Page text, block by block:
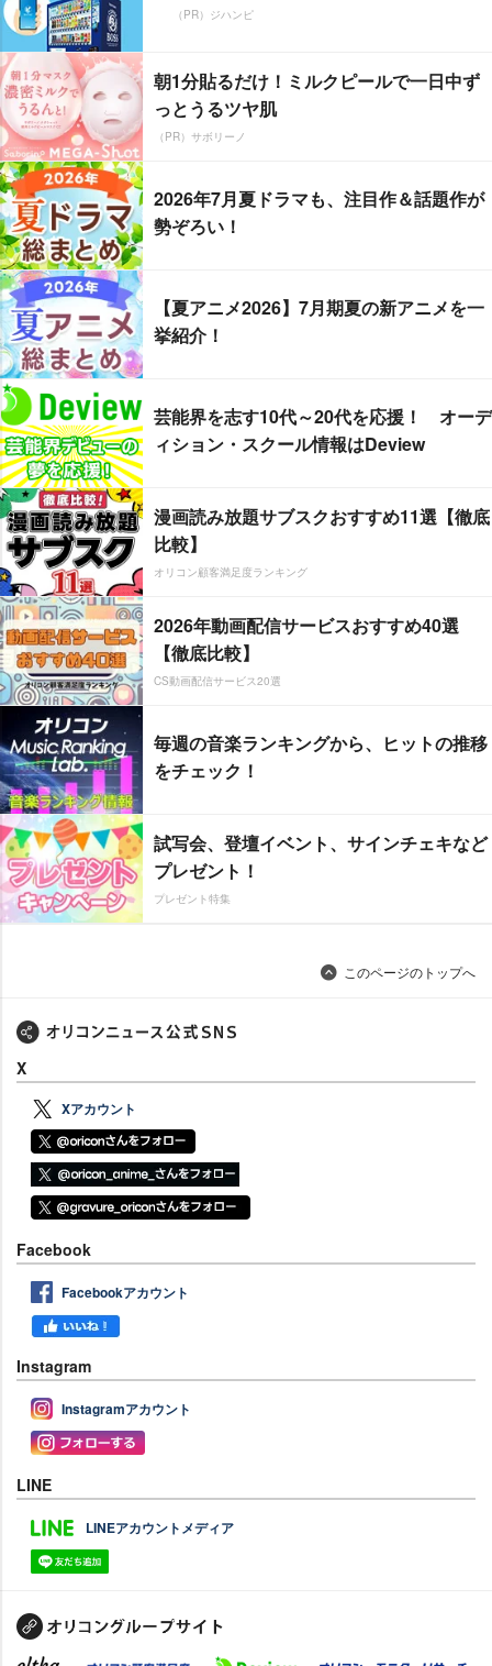
（PR）ジハンピ
朝1分貼るだけ！ミルクピールで一日中ず
っとうるツヤ肌
（PR）サボリーノ
2026年7月夏ドラマも、注目作＆話題作が
勢ぞろい！
【夏アニメ2026】7月期夏の新アニメを一
挙紹介！
芸能界を志す10代～20代を応援！ オーデ
ィション・スクール情報はDeview
漫画読み放題サブスクおすすめ11選【徹底
比較】
オリコン顧客満足度ランキング
2026年動画配信サービスおすすめ40選
【徹底比較】
CS動画配信サービス20選
毎週の音楽ランキングから、ヒットの推移
をチェック！
試写会、登壇イベント、サインチェキなど
プレゼント！
プレゼント特集
このページのトップへ
X
Xアカウント
Facebook
Facebookアカウント
Instagram
Instagramアカウント
LINE
LINEアカウントメディア